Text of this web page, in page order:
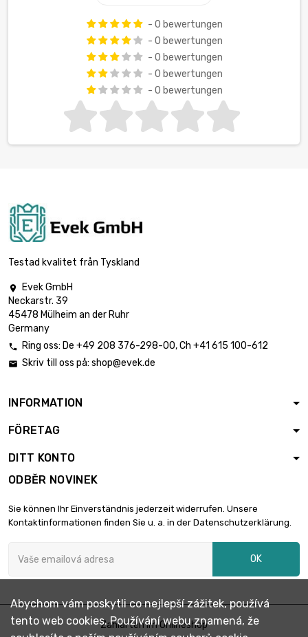
- 0 bewertungen
- 0 bewertungen
- 0 bewertungen
- 0 bewertungen
- 0 bewertungen
Testad kvalitet från Tyskland

Evek GmbH
Neckarstr. 39
45478 Mülheim an der Ruhr
Germany
 Ring oss: De +49 208 376-298-00, Ch +41 615 100-612
 Skriv till oss på: shop@evek.de
INFORMATION
FÖRETAG
DITT KONTO
ODBĚR NOVINEK
Sie können Ihr Einverständnis jederzeit widerrufen. Unsere
Kontaktinformationen finden Sie u. a. in der Datenschutzerklärung.
OK
Zahlarten im Onlineshop
Abychom vám poskytli co nejlepší zážitek, používá
tento web cookies. Používání webu znamená, že